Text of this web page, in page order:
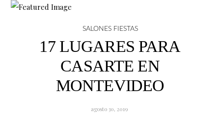
SALONES FIESTAS
17 LUGARES PARA
CASARTE EN
MONTEVIDEO
agosto 30, 2019